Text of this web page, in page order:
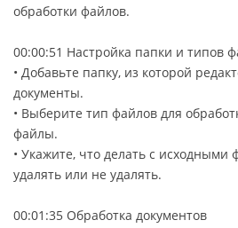
обработки файлов.
00:00:51 Настройка папки и типов
• Добавьте папку, из которой
документы.
• Выберите тип файлов для
файлы.
• Укажите, что делать с
удалять или не удалять.
00:01:35 Обработка документов